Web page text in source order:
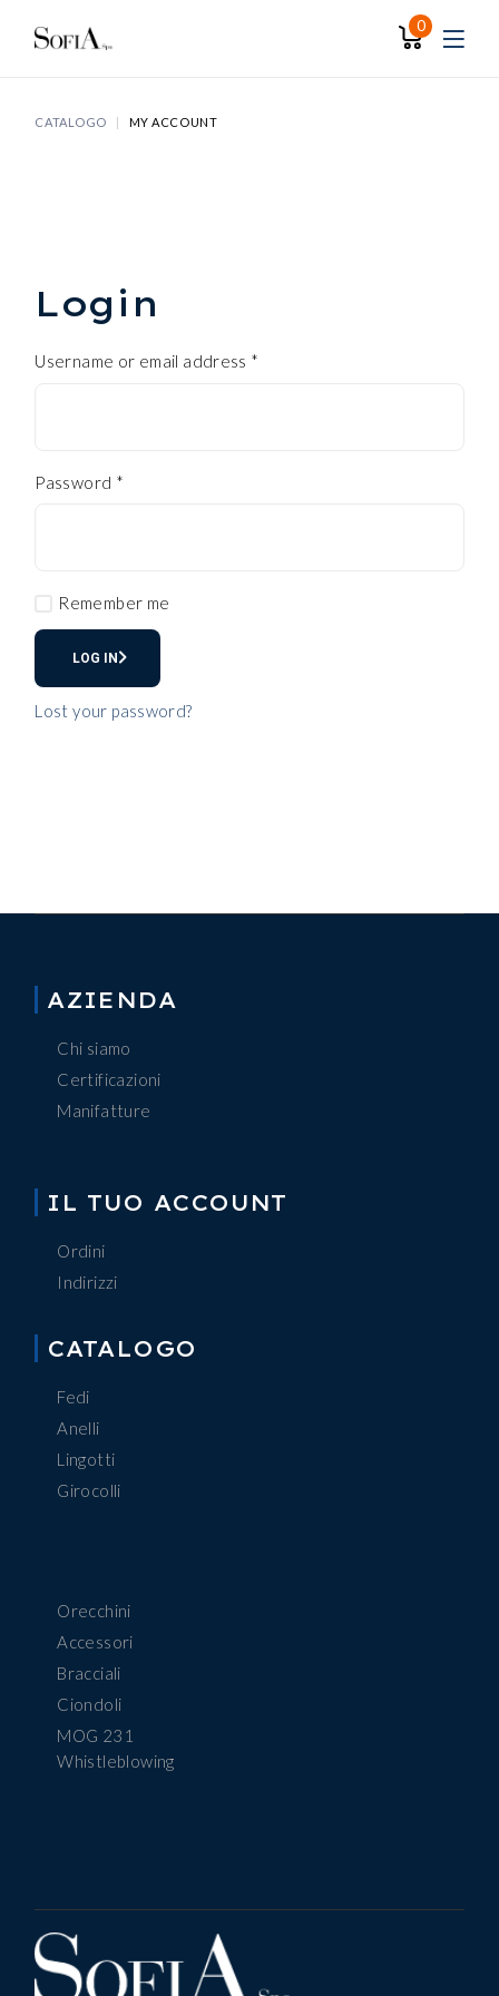
0
CATALOGO MY ACCOUNT
Login
Username or email address *
Password *
Remember me
LOG IN
Lost your password?
AZIENDA
Chi siamo
Certificazioni
Manifatture
IL TUO ACCOUNT
Ordini
Indirizzi
CATALOGO
Fedi
Anelli
Lingotti
Girocolli
Orecchini
Accessori
Bracciali
Ciondoli
MOG 231
Whistleblowing